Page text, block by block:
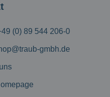
(0) 89 544 206-0
gmbh.de